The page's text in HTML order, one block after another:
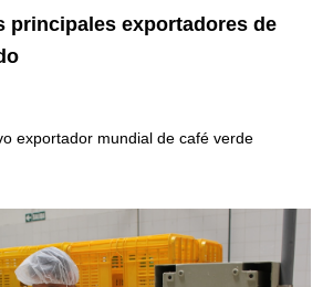
principales exportadores de
exportador mundial de café verde